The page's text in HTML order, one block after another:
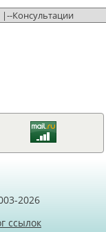
2026
ссылок